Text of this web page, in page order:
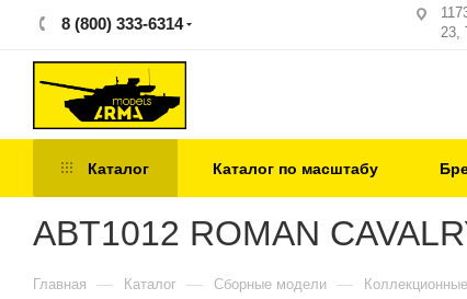
8 (800) 333-6314
23,
Каталог Каталог по масштабу
ABT1012 ROMAN
Главная — Каталог — Сборные модели —